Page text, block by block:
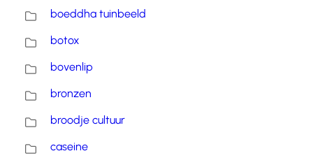
boeddha tuinbeeld
botox
bovenlip
bronzen
broodje cultuur
caseine